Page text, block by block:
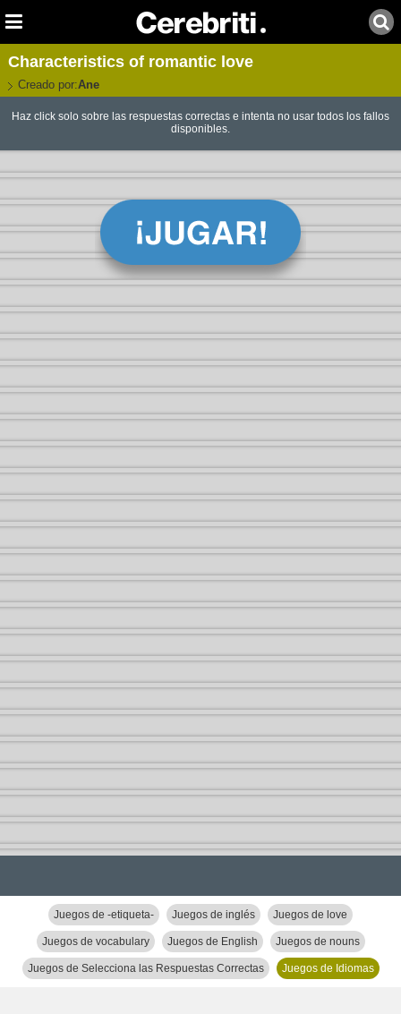
Characteristics of romantic love
Creado por:Ane
Haz click solo sobre las respuestas correctas e intenta no usar todos los fallos
disponibles.
Juegos de -etiqueta- Juegos de inglés Juegos de love
Juegos de vocabulary Juegos de English Juegos de nouns
Juegos de Selecciona las Respuestas Correctas Juegos de Idiomas